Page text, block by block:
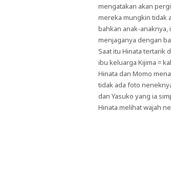
mengatakan akan
mereka mungkin tidak
bahkan anak-anaknya,
menjaganya dengan
Saat itu Hinata tertarik
ibu keluarga Kijima =
Hinata dan Momo
tidak ada foto
dan Yasuko yang ia
Hinata melihat wajah